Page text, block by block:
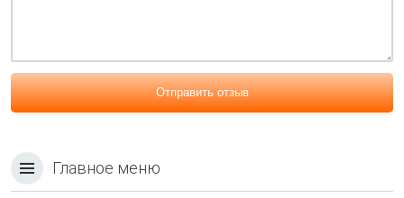
Отправить отзыв
Главное меню